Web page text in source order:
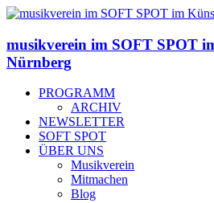
musikverein im SOFT SPOT
Nürnberg
PROGRAMM
ARCHIV
NEWSLETTER
SOFT SPOT
ÜBER UNS
Musikverein
Mitmachen
Blog